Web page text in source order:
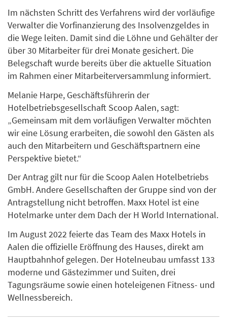
Im nächsten Schritt des Verfahrens wird der vorläufige
Verwalter die Vorfinanzierung des Insolvenzgeldes in
die Wege leiten. Damit sind die Löhne und Gehälter der
über 30 Mitarbeiter für drei Monate gesichert. Die
Belegschaft wurde bereits über die aktuelle Situation
im Rahmen einer Mitarbeiterversammlung informiert.
Melanie Harpe, Geschäftsführerin der
Hotelbetriebsgesellschaft Scoop Aalen, sagt:
„Gemeinsam mit dem vorläufigen Verwalter möchten
wir eine Lösung erarbeiten, die sowohl den Gästen als
auch den Mitarbeitern und Geschäftspartnern eine
Perspektive bietet.“
Der Antrag gilt nur für die Scoop Aalen Hotelbetriebs
GmbH. Andere Gesellschaften der Gruppe sind von der
Antragstellung nicht betroffen. Maxx Hotel ist eine
Hotelmarke unter dem Dach der H World International.
Im August 2022 feierte das Team des Maxx Hotels in
Aalen die offizielle Eröffnung des Hauses, direkt am
Hauptbahnhof gelegen. Der Hotelneubau umfasst 133
moderne und Gästezimmer und Suiten, drei
Tagungsräume sowie einen hoteleigenen Fitness- und
Wellnessbereich.